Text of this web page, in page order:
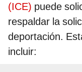
(ICE) puede
respaldar la
deportación.
incluir: